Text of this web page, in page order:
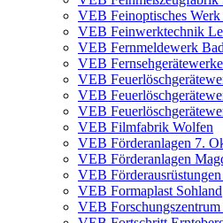
VEB Feinoptisches
VEB Feinwerktechnik
VEB Fernmeldewerk
VEB
VEB
VEB
VEB
VEB Filmfabrik Wolfen
VEB Förderanlagen 7.
VEB Förderanlagen
VEB
VEB Formaplast Sohland
VEB